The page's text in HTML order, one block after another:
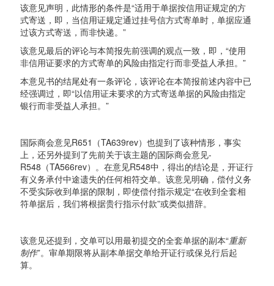
该意见声明，此情形的条件是“适用于单据按信用证规定的方
式寄送，即，当信用证规定通过挂号信方式寄单时，单据应通
过该方式寄送，而非快递。”
该意见最后的评论与本简报先前强调的观点一致，即，“使用
非信用证要求的方式寄单的风险由指定行而非受益人承担。”
本意见书的结尾处有一条评论，该评论在本简报前述内容中已
经强调过，即“以信用证未要求的方式寄送单据的风险由指定
银行而非受益人承担。”
国际商会意见R651（TA639rev）也提到了该种情形，事实
上，还另外提到了先前关于该主题的国际商会意见-
R548（TA566rev）。在意见R548中，得出的结论是，开证行
有义务承付中途遗失的任何相符交单。该意见明确，偿付义务
不受实际收到单据的限制，即使偿付指示规定“在收到全套相
符单据后，我们将根据贵行指示付款”或类似措辞。
该意见还提到，交单可以用最初提交的全套单据的副本“重新
制作”。审单期限将从副本单据交单给开证行或保兑行后起
算。